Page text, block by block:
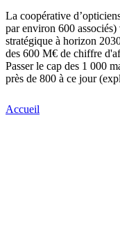
La coopérative
par environ 600
stratégique à horizon
des 600 M€ de chiffre
Passer le cap des 1 000
près de 800 à ce jour
Accueil